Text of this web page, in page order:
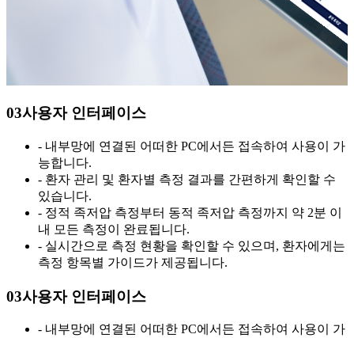
03사용자 인터페이스
- 내부망에 연결된 어떠한 PC에서든 접속하여 사용이 가
능합니다.
- 환자 관리 및 환자별 측정 결과를 간편하게 확인할 수
있습니다.
- 정적 족저압 측정부터 동적 족저압 측정까지 약 2분 이
내 모든 측정이 완료됩니다.
- 실시간으로 측정 현황을 확인할 수 있으며, 환자에게는
측정 항목별 가이드가 제공됩니다.
03사용자 인터페이스
- 내부망에 연결된 어떠한 PC에서든 접속하여 사용이 가